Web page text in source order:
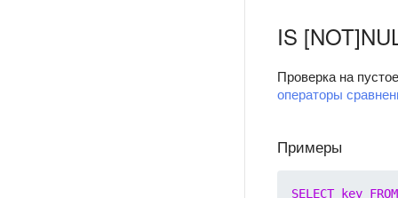
IS
Проверка на
операторы
Примеры
SELECT key FROM